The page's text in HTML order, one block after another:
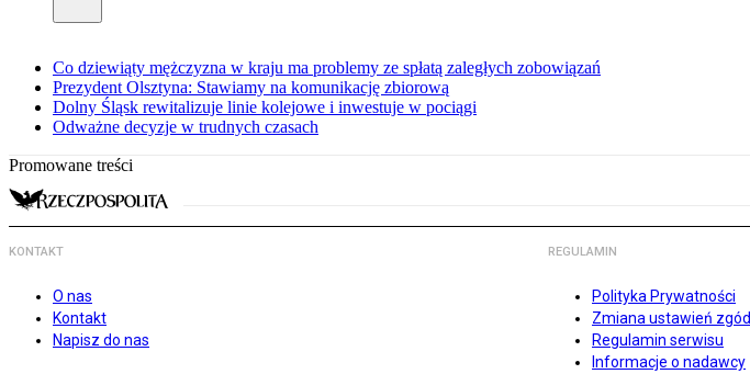
Co dziewiąty mężczyzna w kraju ma problemy ze spłatą zaległych zobowiązań
Prezydent Olsztyna: Stawiamy na komunikację zbiorową
Dolny Śląsk rewitalizuje linie kolejowe i inwestuje w pociągi
Odważne decyzje w trudnych czasach
Promowane treści
KONTAKT
O nas
Kontakt
Napisz do nas
REGULAMIN
Polityka Prywatności
Zmiana ustawień zgód
Regulamin serwisu
Informacje o nadawcy